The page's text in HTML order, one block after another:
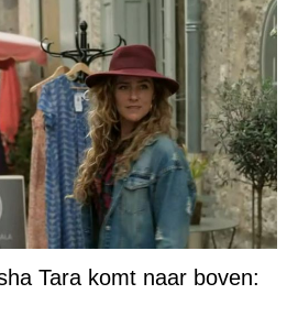
Tara komt naar boven: